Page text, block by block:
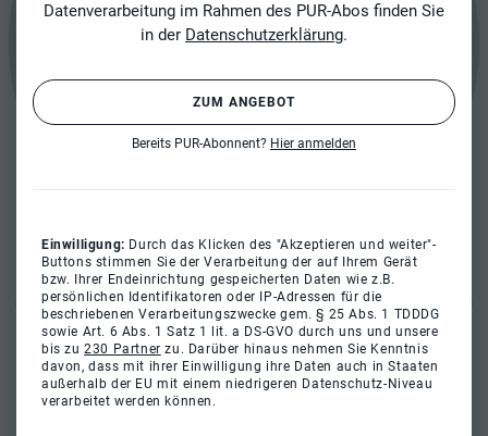
Datenverarbeitung im Rahmen des PUR-Abos finden Sie
in der Datenschutzerklärung.
ZUM ANGEBOT
Bereits PUR-Abonnent? Hier anmelden
Einwilligung: Durch das Klicken des "Akzeptieren und weiter"-
Buttons stimmen Sie der Verarbeitung der auf Ihrem Gerät
bzw. Ihrer Endeinrichtung gespeicherten Daten wie z.B.
persönlichen Identifikatoren oder IP-Adressen für die
beschriebenen Verarbeitungszwecke gem. § 25 Abs. 1 TDDDG
sowie Art. 6 Abs. 1 Satz 1 lit. a DS-GVO durch uns und unsere
bis zu230 Partner zu. Darüber hinaus nehmen Sie Kenntnis
davon, dass mit ihrer Einwilligung ihre Daten auch in Staaten
außerhalb der EU mit einem niedrigeren Datenschutz-Niveau
verarbeitet werden können.